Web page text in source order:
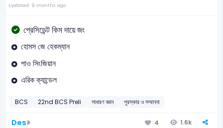
Updated: 9 months ago
প্রেসিডেন্ট কিম দায়ে জং
হোমস জে হেকম্যান
পাও সিংজিয়ান
এরিক ক্যান্ডেল
BCS 22nd BCS Preli সাধারণ জ্ঞান পুরস্কার ও সম্মাননা
Des 4 1.6k